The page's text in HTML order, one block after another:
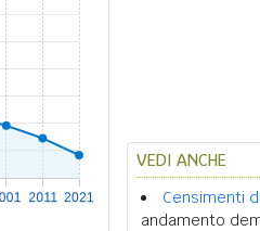
VEDI ANCHE
Censimenti
andamento